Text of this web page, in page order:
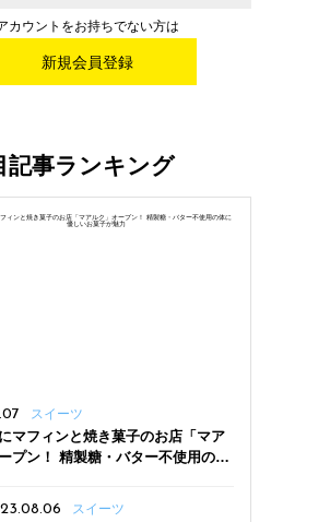
カウントをお持ちでない方は
新規会員登録
記事ランキング
スイーツ
マフィンと焼き菓子のお店「マア
プン！ 精製糖・バター不使用の体
スイーツ